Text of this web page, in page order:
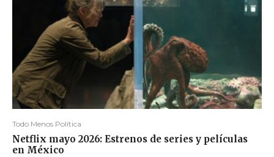
Todo Menos Política
Netflix mayo 2026: Estrenos de series y películas
en México